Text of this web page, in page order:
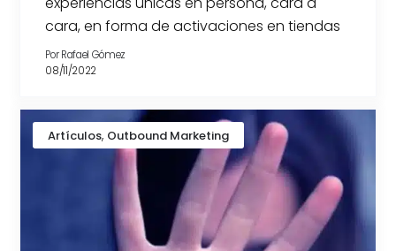
cara, en forma de activaciones en tiendas
PorRafael Gómez
08/11/2022
Artículos, Outbound Marketing